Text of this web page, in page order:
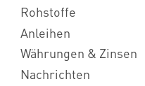
Rohstoffe
Anleihen
Währungen & Zinsen
Nachrichten